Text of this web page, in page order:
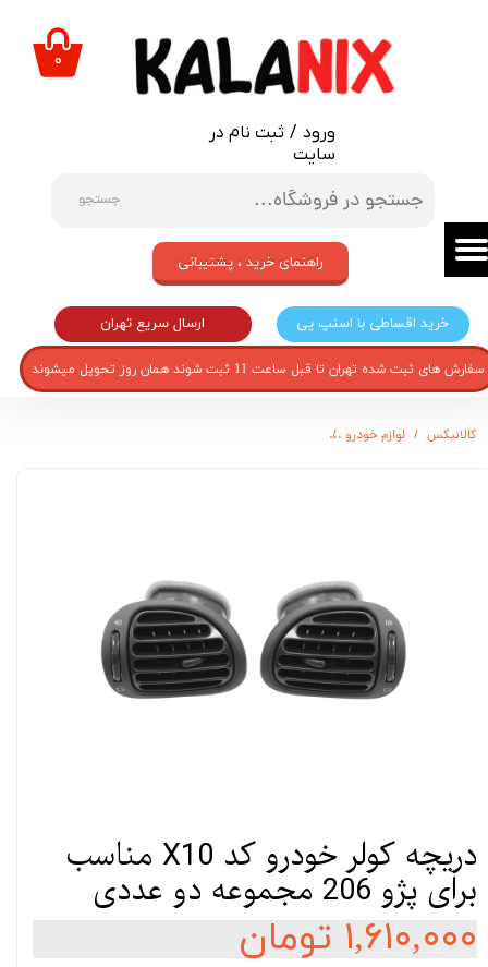
جستجو
ورود / ثبت نام در
سایت
حساب کاربری من
تغییر گذر واژه
خروج از حساب کاربری
۰
خرید اقساطی با اسنپ پی ارسال سریع تهران
راهنمای خرید ، پشتیبانی
سفارش های ثبت شده تهران تا قبل ساعت 11 ثبت شوند همان روز تحویل میشوند
کالانیکس لوازم خودرو
دریچه کولر خودرو کد X10 مناسب
برای پژو 206 مجموعه دو عددی
۱,۶۱۰,۰۰۰ تومان